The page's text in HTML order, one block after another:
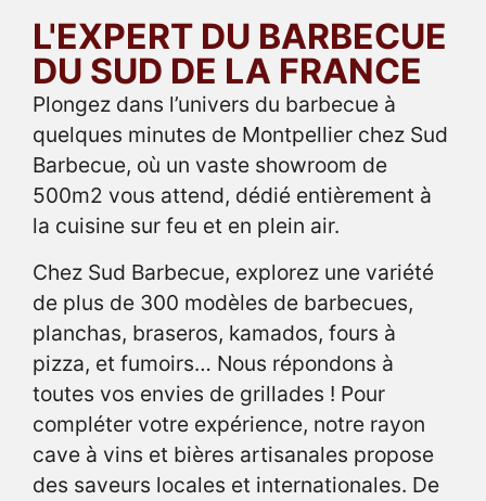
L'EXPERT DU BARBECUE
DU SUD DE LA FRANCE
Plongez dans l’univers du barbecue à
quelques minutes de Montpellier chez Sud
Barbecue, où un vaste showroom de
500m2 vous attend, dédié entièrement à
la cuisine sur feu et en plein air.
Chez Sud Barbecue, explorez une variété
de plus de 300 modèles de barbecues,
planchas, braseros, kamados, fours à
pizza, et fumoirs… Nous répondons à
toutes vos envies de grillades ! Pour
compléter votre expérience, notre rayon
cave à vins et bières artisanales propose
des saveurs locales et internationales. De